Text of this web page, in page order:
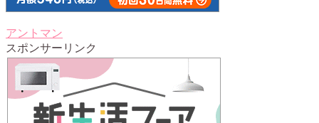
アントマン
スポンサーリンク